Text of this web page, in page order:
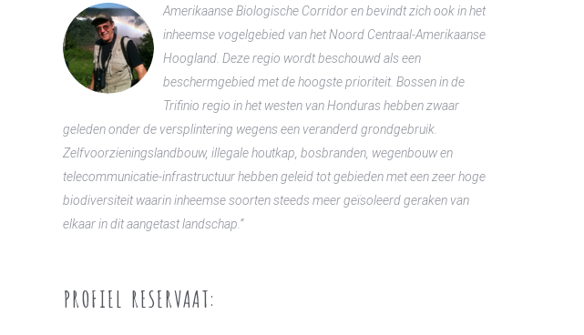
Amerikaanse Biologische Corridor en bevindt zich ook in het
inheemse vogelgebied van het Noord Centraal-Amerikaanse
Hoogland. Deze regio wordt beschouwd als een
beschermgebied met de hoogste prioriteit. Bossen in de
Trifinio regio in het westen van Honduras hebben zwaar
geleden onder de versplintering wegens een veranderd grondgebruik.
Zelfvoorzieningslandbouw, illegale houtkap, bosbranden, wegenbouw en
telecommunicatie-infrastructuur hebben geleid tot gebieden met een zeer hoge
biodiversiteit waarin inheemse soorten steeds meer geïsoleerd geraken van
elkaar in dit aangetast landschap.”
PROFIEL RESERVAAT: